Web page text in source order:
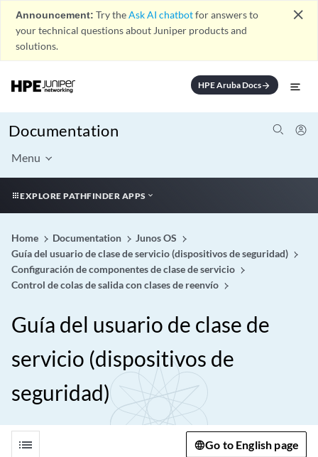
Announcement: Try theAsk AI chatbotfor answers to
your technical questions about Juniper products and
solutions.
close
HPE Aruba Docsarrow_forward
Documentation
Menu
EXPLORE PATHFINDER APPS
Home Documentation
Junos OS
Guía del usuario de clase de servicio (dispositivos de seguridad)
Configuración de componentes de clase de servicio
Control de colas de salida con clases de reenvío
Guía del usuario de clase de
servicio (dispositivos de
seguridad)
list Go to English page